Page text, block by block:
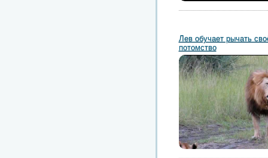
Лев обучает рычать
потомство